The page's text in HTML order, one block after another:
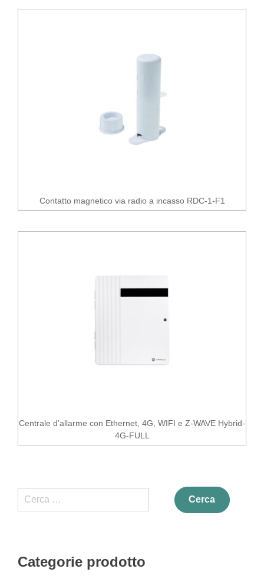
Contatto magnetico via radio a incasso RDC-1-F1
Centrale d’allarme con Ethernet, 4G, WIFI e Z-WAVE Hybrid-
4G-FULL
Ricerca
per:
Categorie prodotto